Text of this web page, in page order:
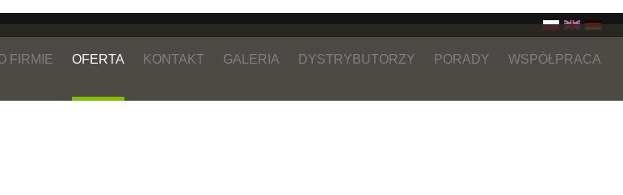
FIRMIE OFERTA KONTAKT GALERIA DYSTRYBUTORZY PORADY WSPÓŁPRACA